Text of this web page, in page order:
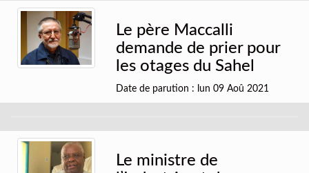
Le père Maccalli
demande de prier pour
les otages du Sahel
Date de parution : lun 09 Aoû 2021
Le ministre de